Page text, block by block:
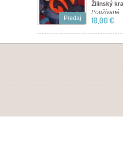
Predaj
Žilinský
Používané
10,00 €